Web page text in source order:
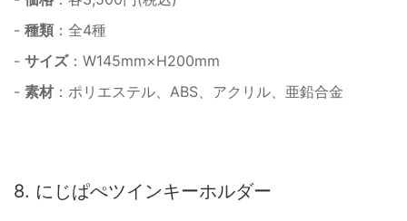
- 種類 ：全4種
- サイズ：W145mm×H200mm
- 素材 ：ポリエステル、ABS、アクリル、亜鉛合金
8. にじぱぺツインキーホルダー